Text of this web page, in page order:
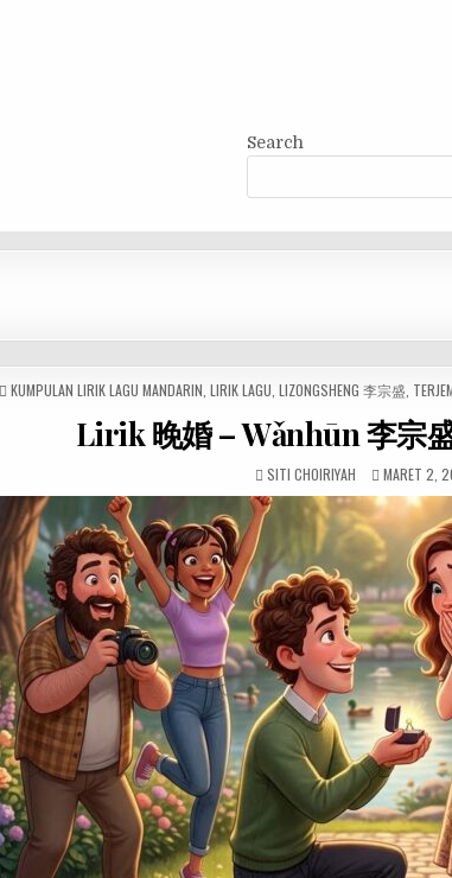
Search
POSTED
KUMPULAN LIRIK LAGU MANDARIN LIRIK LAGU LIZONGSHENG 李宗盛
Lirik 晚婚 – Wǎnhūn 李宗
SITI CHOIRIYAH MARET 2,